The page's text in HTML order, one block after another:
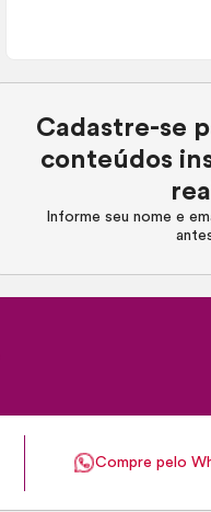
Cadastre-se
conteúdos
Informe seu nome e
Compre pelo